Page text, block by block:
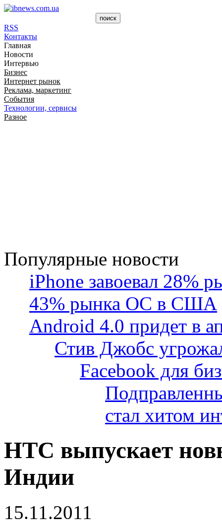
RSS
Контакты
Главная
Новости
Интервью
Бизнес
Интернет рынок
Реклама, маркетинг
События
Технологии, сервисы
Разное
Популярные новости
iPhone завоевал 28%
43% рынка ОС в США
Android 4.0 придет в
Стив Джобс
Facebook для
стал хитом
HTC выпускает
Индии
15.11.2011